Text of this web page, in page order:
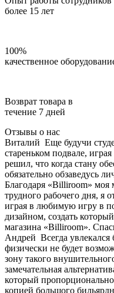
более 15 лет
100%
качественное
Возврат товара в
течение 7 дней
Отзывы о нас
Виталий Еще будучи
стареньком подвале,
решил, что когда стану
обязательно обзаведусь
Благодаря «Billiroom» моя
трудного рабочего дня, я
играя в любимую игру в
дизайном, создать
магазина «Billiroom».
Андрей Всегда
физически не будет
зону такого
замечательная
который
копией большого